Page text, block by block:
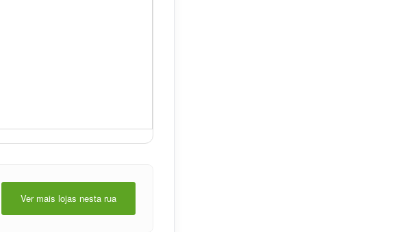
Ver mais lojas nesta rua